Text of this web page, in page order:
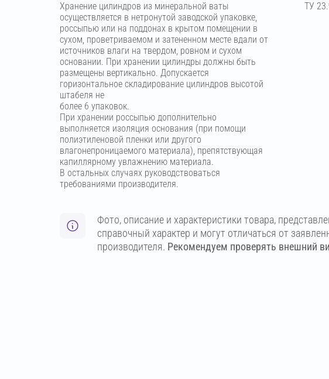
Хранение цилиндров из минеральной ваты
осуществляется в нетронутой заводской упаковке,
россыпью или на поддонах в крытом помещении в
сухом, проветриваемом и затененном месте вдали от
источников влаги на твердом, ровном и сухом
основании. При хранении цилиндры должны быть
размещены вертикально. Допускается
горизонтальное складирование цилиндров высотой
штабеля не
более 6 упаковок.
При хранении россыпью дополнительно
выполняется изоляция основания (при помощи
полиэтиленовой пленки или другого
влагонепроницаемого материала), препятствующая
капиллярному увлажнению материала.
В остальных случаях руководствоваться
требованиями производителя.
ТУ
Фото, описание и характеристики товара,
справочный характер и могут отличаться от
производителя. Рекомендуем проверять внешний